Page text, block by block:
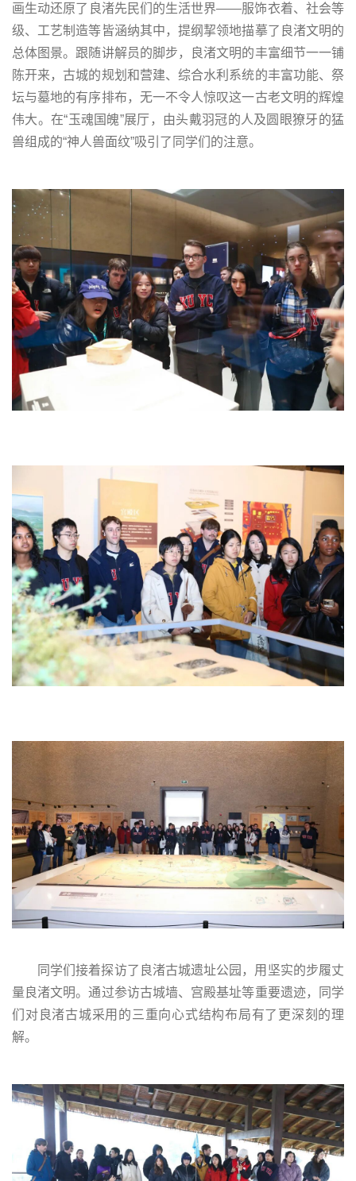
画生动还原了良渚先民们的生活世界——服饰衣着、社会等
级、工艺制造等皆涵纳其中，提纲挈领地描摹了良渚文明的
总体图景。跟随讲解员的脚步，良渚文明的丰富细节一一铺
陈开来，古城的规划和营建、综合水利系统的丰富功能、祭
坛与墓地的有序排布，无一不令人惊叹这一古老文明的辉煌
伟大。在“玉魂国魄”展厅，由头戴羽冠的人及圆眼獠牙的猛
兽组成的“神人兽面纹”吸引了同学们的注意。
同学们接着探访了良渚古城遗址公园，用坚实的步履丈
量良渚文明。通过参访古城墙、宫殿基址等重要遗迹，同学
们对良渚古城采用的三重向心式结构布局有了更深刻的理
解。